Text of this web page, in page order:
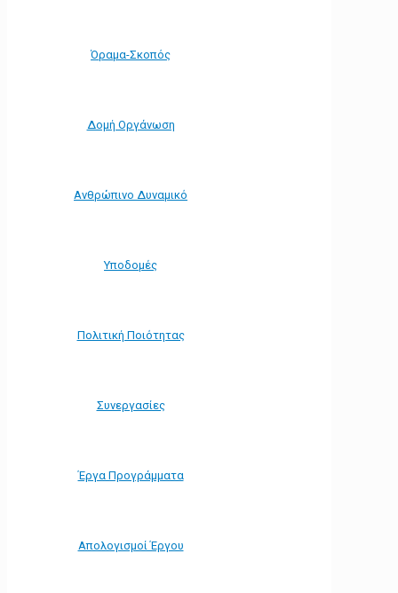
Όραμα-Σκοπός
Δομή Οργάνωση
Ανθρώπινο Δυναμικό
Υποδομές
Πολιτική Ποιότητας
Συνεργασίες
Έργα Προγράμματα
Απολογισμοί Έργου